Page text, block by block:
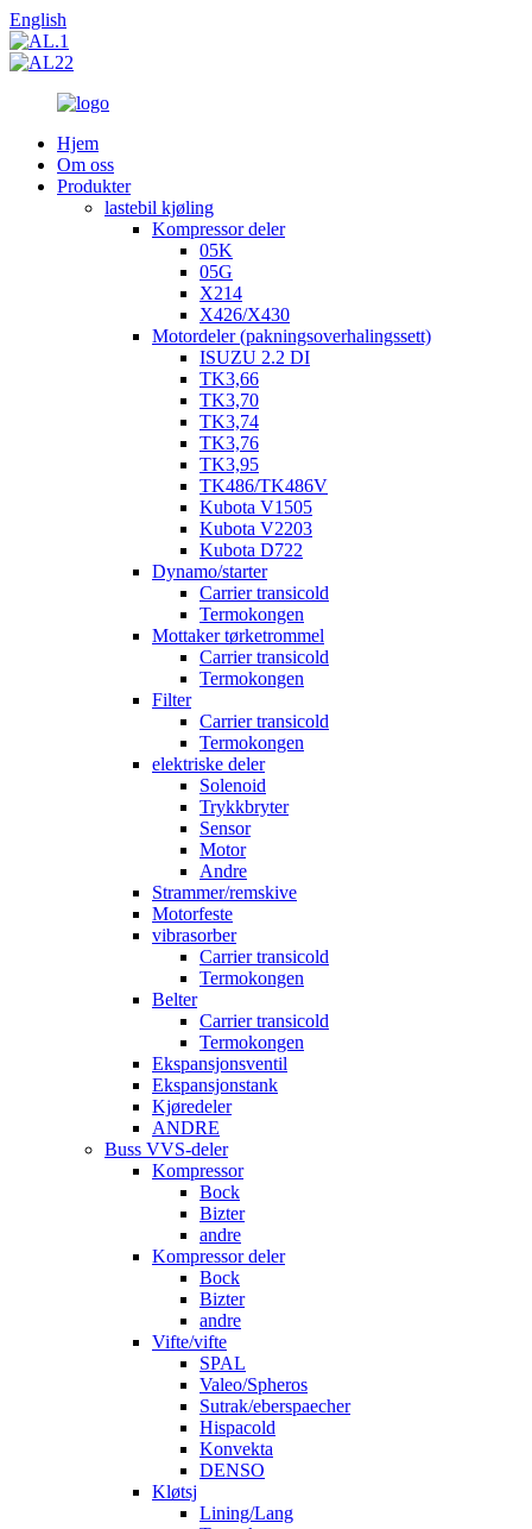
English
Hjem
Om oss
Produkter
lastebil kjøling
Kompressor deler
05K
05G
X214
X426/X430
Motordeler (pakningsoverhalingssett)
ISUZU 2.2 DI
TK3,66
TK3,70
TK3,74
TK3,76
TK3,95
TK486/TK486V
Kubota V1505
Kubota V2203
Kubota D722
Dynamo/starter
Carrier transicold
Termokongen
Mottaker tørketrommel
Carrier transicold
Termokongen
Filter
Carrier transicold
Termokongen
elektriske deler
Solenoid
Trykkbryter
Sensor
Motor
Andre
Strammer/remskive
Motorfeste
vibrasorber
Carrier transicold
Termokongen
Belter
Carrier transicold
Termokongen
Ekspansjonsventil
Ekspansjonstank
Kjøredeler
ANDRE
Buss VVS-deler
Kompressor
Bock
Bizter
andre
Kompressor deler
Bock
Bizter
andre
Vifte/vifte
SPAL
Valeo/Spheros
Sutrak/eberspaecher
Hispacold
Konvekta
DENSO
Kløtsj
Lining/Lang